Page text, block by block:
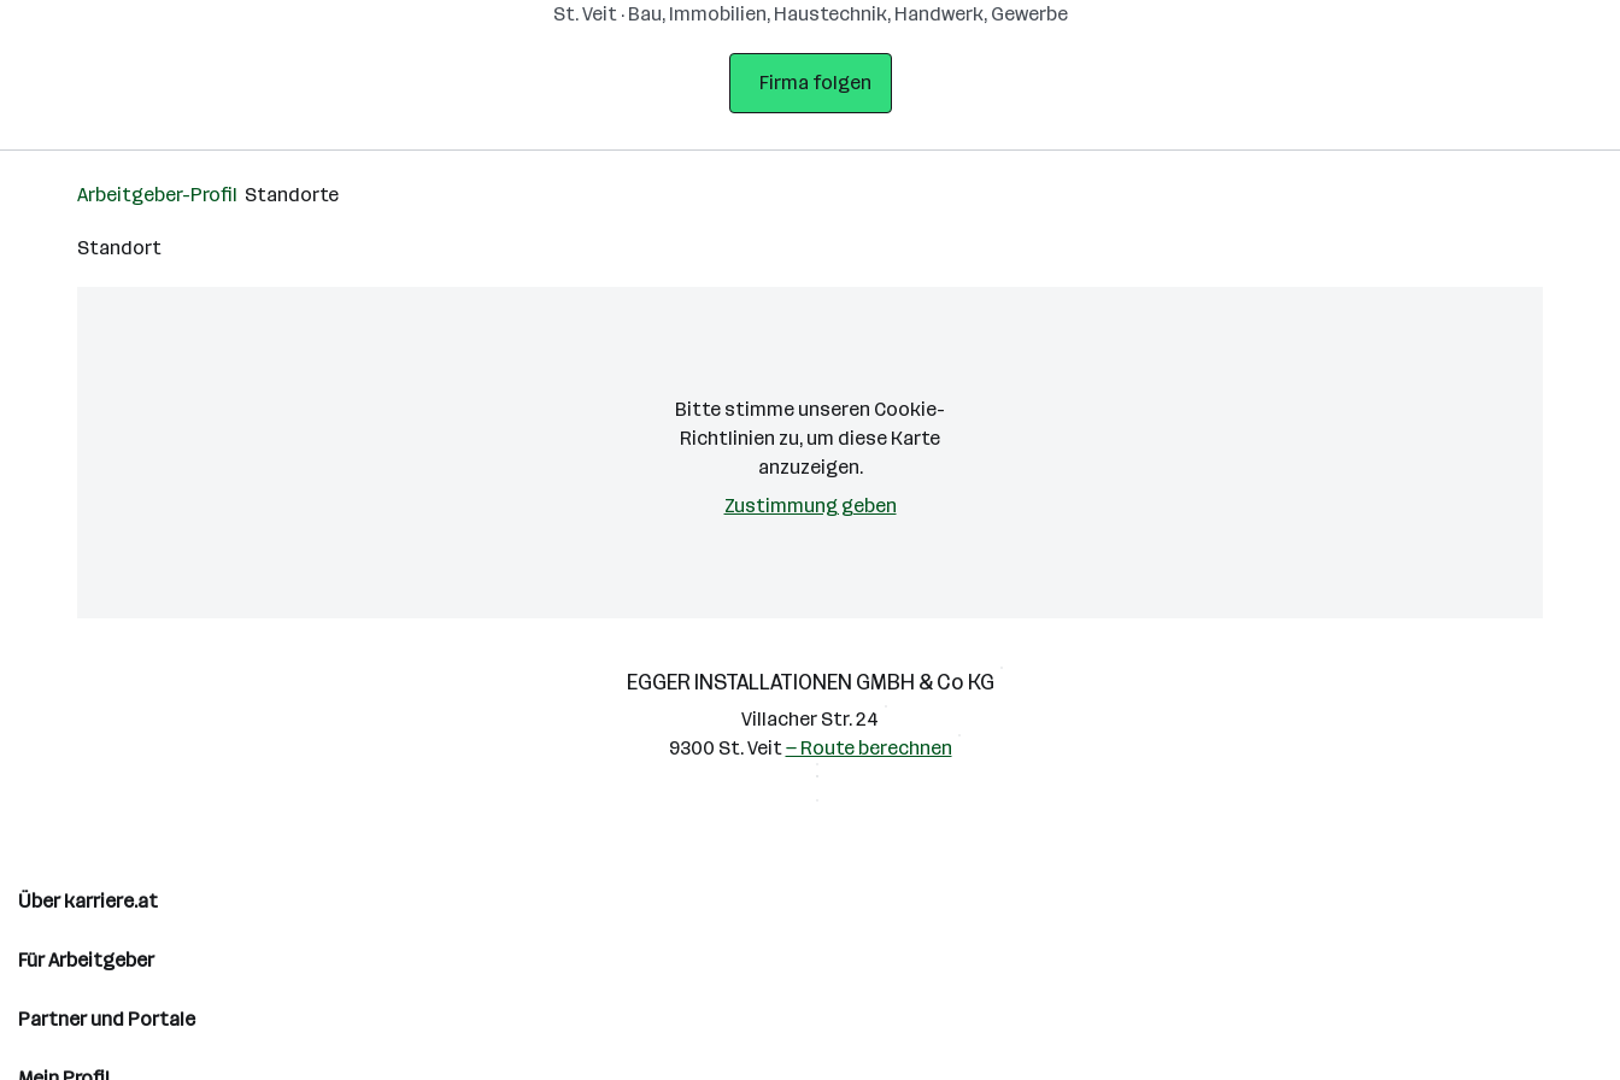
St. Veit · Bau, Immobilien, Haustechnik, Handwerk, Gewerbe
Firma folgen
Arbeitgeber-Profil Standorte
Standort
Bitte stimme unseren Cookie-
Richtlinien zu, um diese Karte
anzuzeigen.
Zustimmung geben
EGGER INSTALLATIONEN GMBH & Co KG
Villacher Str. 24
9300 St. Veit— Route berechnen
Über karriere.at
Für Arbeitgeber
Partner und Portale